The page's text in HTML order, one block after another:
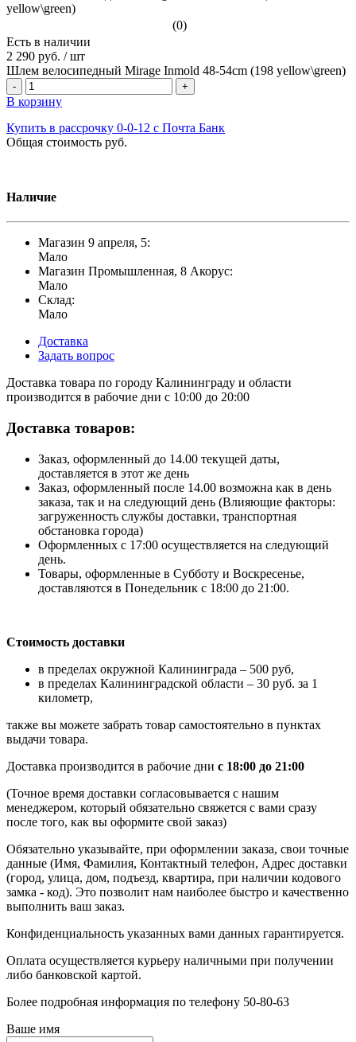
(0)
Есть в наличии
2 290 руб. / шт
Шлем велосипедный Mirage Inmold 48-54cm (198 yellow\green)
- +
В корзину
Купить в рассрочку 0-0-12 с Почта Банк
Общая стоимость руб.
Наличие
Магазин 9 апреля, 5:
Мало
Магазин Промышленная, 8 Акорус:
Мало
Склад:
Мало
Доставка
Задать вопрос
Доставка товара по городу Калининграду и области
производится в рабочие дни с 10:00 до 20:00
Доставка товаров:
Заказ, оформленный до 14.00 текущей даты,
доставляется в этот же день
Заказ, оформленный после 14.00 возможна как в день
заказа, так и на следующий день (Влияющие факторы:
загруженность службы доставки, транспортная
обстановка города)
Оформленных с 17:00 осуществляется на следующий
день.
Товары, оформленные в Субботу и Воскресенье,
доставляются в Понедельник с 18:00 до 21:00.
Стоимость доставки
в пределах окружной Калининграда – 500 руб,
в пределах Калининградской области – 30 руб. за 1
километр,
также вы можете забрать товар самостоятельно в пунктах
выдачи товара.
Доставка производится в рабочие дни с 18:00 до 21:00
(Точное время доставки согласовывается с нашим
менеджером, который обязательно свяжется с вами сразу
после того, как вы оформите свой заказ)
Обязательно указывайте, при оформлении заказа, свои точные
данные (Имя, Фамилия, Контактный телефон, Адрес доставки
(город, улица, дом, подъезд, квартира, при наличии кодового
замка - код). Это позволит нам наиболее быстро и качественно
выполнить ваш заказ.
Конфиденциальность указанных вами данных гарантируется.
Оплата осуществляется курьеру наличными при получении
либо банковской картой.
Более подробная информация по телефону 50-80-63
Ваше имя